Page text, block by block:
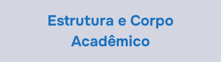
Estrutura e Corpo
Acadêmico